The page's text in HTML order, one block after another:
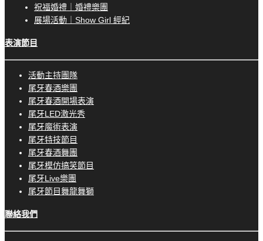
祝福婚禮｜婚禮樂團
展場活動｜Show Girl 經紀
表演節目
活動主持團隊
尾牙春酒樂團
尾牙春酒開場表演
尾牙LED激光秀
尾牙魔術表演
尾牙特技節目
尾牙春酒舞團
尾牙模仿搞笑節目
尾牙Live樂團
尾牙節目舞龍舞獅
聯絡我們